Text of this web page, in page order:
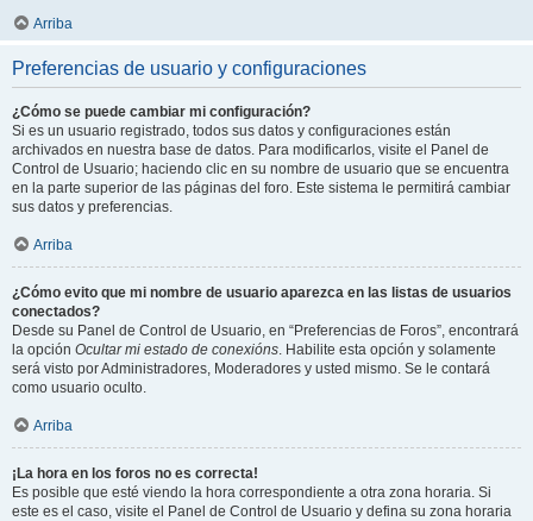
Arriba
Preferencias de usuario y configuraciones
¿Cómo se puede cambiar mi configuración?
Si es un usuario registrado, todos sus datos y configuraciones están
archivados en nuestra base de datos. Para modificarlos, visite el Panel de
Control de Usuario; haciendo clic en su nombre de usuario que se encuentra
en la parte superior de las páginas del foro. Este sistema le permitirá cambiar
sus datos y preferencias.
Arriba
¿Cómo evito que mi nombre de usuario aparezca en las listas de usuarios
conectados?
Desde su Panel de Control de Usuario, en “Preferencias de Foros”, encontrará
la opción Ocultar mi estado de conexións. Habilite esta opción y solamente
será visto por Administradores, Moderadores y usted mismo. Se le contará
como usuario oculto.
Arriba
¡La hora en los foros no es correcta!
Es posible que esté viendo la hora correspondiente a otra zona horaria. Si
este es el caso, visite el Panel de Control de Usuario y defina su zona horaria